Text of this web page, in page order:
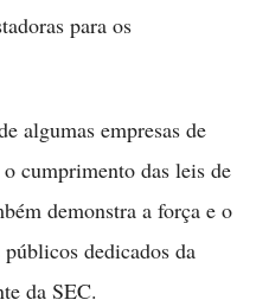
para os
algumas empresas de
cumprimento das leis de
demonstra a força e o
dedicados da
da SEC.